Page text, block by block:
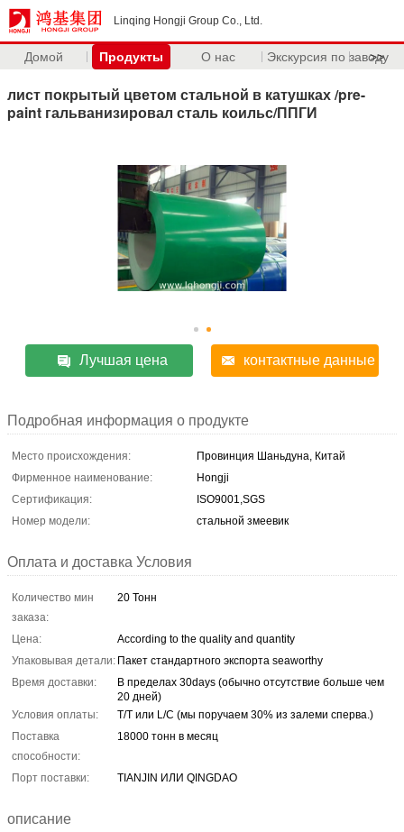
Linqing Hongji Group Co., Ltd.
Домой Продукты О нас Экскурсия по заводу
>>
лист покрытый цветом стальной в катушках /pre-
paint гальванизировал сталь коильс/ППГИ
Лучшая цена контактные данные
Подробная информация о продукте
Место происхождения:
Провинция Шаньдуна, Китай
Фирменное наименование:
Hongji
Сертификация:
ISO9001,SGS
Номер модели:
стальной змеевик
Оплата и доставка Условия
Количество мин
заказа:
20 Тонн
Цена:
According to the quality and quantity
Упаковывая детали: Пакет стандартного экспорта seaworthy
Время доставки:
В пределах 30days (обычно отсутствие больше чем
20 дней)
Условия оплаты:
T/T или L/C (мы поручаем 30% из залеми сперва.)
Поставка
способности:
18000 тонн в месяц
Порт поставки: TIANJIN ИЛИ QINGDAO
описание